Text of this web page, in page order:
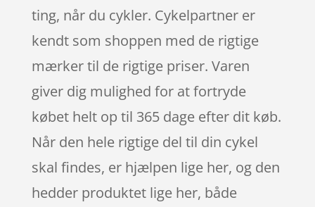
ting, når du cykler. Cykelpartner er
kendt som shoppen med de rigtige
mærker til de rigtige priser. Varen
giver dig mulighed for at fortryde
købet helt op til 365 dage efter dit køb.
Når den hele rigtige del til din cykel
skal findes, er hjælpen lige her, og den
hedder produktet lige her, både